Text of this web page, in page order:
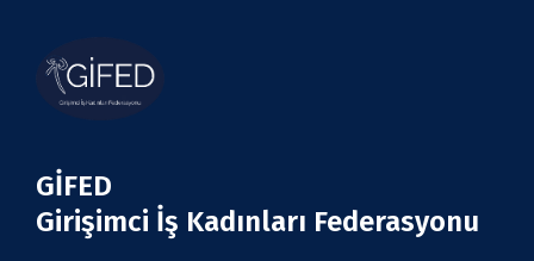
GİFED
Girişimci İş Kadınları Federasyonu